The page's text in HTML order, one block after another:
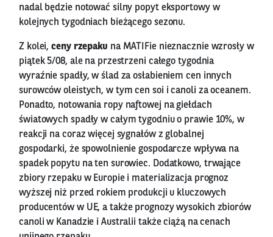
nadal będzie notować silny popyt eksportowy w
kolejnych tygodniach bieżącego sezonu.
Z kolei,ceny rzepaku na MATIFie nieznacznie wzrosły w
piątek 5/08, ale na przestrzeni całego tygodnia
wyraźnie spadły, w ślad za osłabieniem cen innych
surowców oleistych, w tym cen soi i canoli za oceanem.
Ponadto, notowania ropy naftowej na giełdach
światowych spadły w całym tygodniu o prawie 10%, w
reakcji na coraz więcej sygnałów z globalnej
gospodarki, że spowolnienie gospodarcze wpływa na
spadek popytu na ten surowiec. Dodatkowo, trwające
zbiory rzepaku w Europie i materializacja prognoz
wyższej niż przed rokiem produkcji u kluczowych
producentów w UE, a także prognozy wysokich zbiorów
canoli w Kanadzie i Australii także ciążą na cenach